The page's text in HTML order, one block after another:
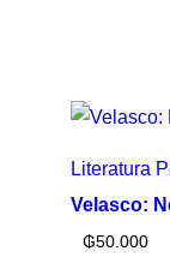
Literatura
Velasco:
₲50.000